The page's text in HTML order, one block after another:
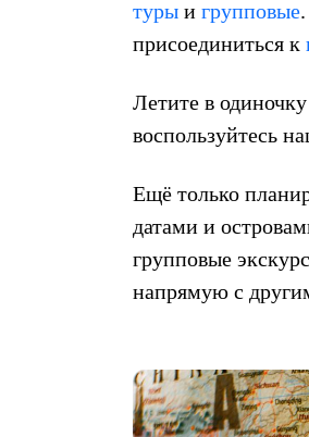
туры и групповые
присоединиться к
Летите в
воспользуйтесь
Ещё только
датами и
групповые
напрямую с